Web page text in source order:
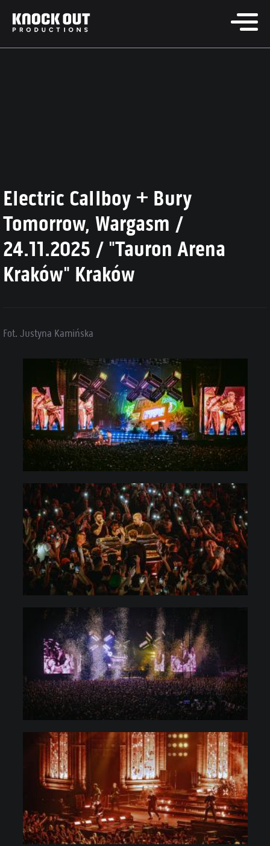
Electric Callboy + Bury
Tomorrow, Wargasm /
24.11.2025 / "Tauron Arena
Kraków" Kraków
Fot. Justyna Kamińska